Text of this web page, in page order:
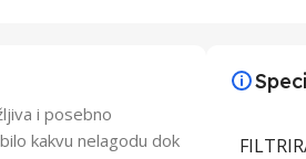
i posebno
kakvu nelagodu dok